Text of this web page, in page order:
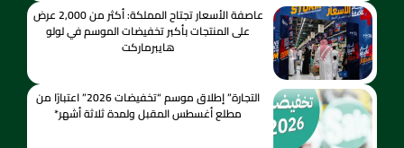
عاصفة الأسعار تجتاح المملكة: أكثر من 2,000 عرض
على المنتجات بأكبر تخفيضات الموسم في لولو
هايبرماركت
التجارة” إطلاق موسم “تخفيضات 2026” اعتبارًا من
مطلع أغسطس المقبل ولمدة ثلاثة أشهر*